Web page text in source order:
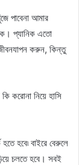
পাবেনা আমার
প্যানিক এতো
করুন, কিন্তু
করোনা নিয়ে হাসি
হবে৷ বাইরে বেরুলে
চলতে হবে। সবই